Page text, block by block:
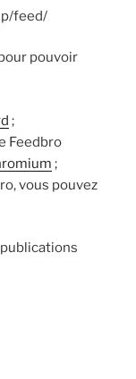
feed/
pouvoir
;
Feedbro
;
vous pouvez